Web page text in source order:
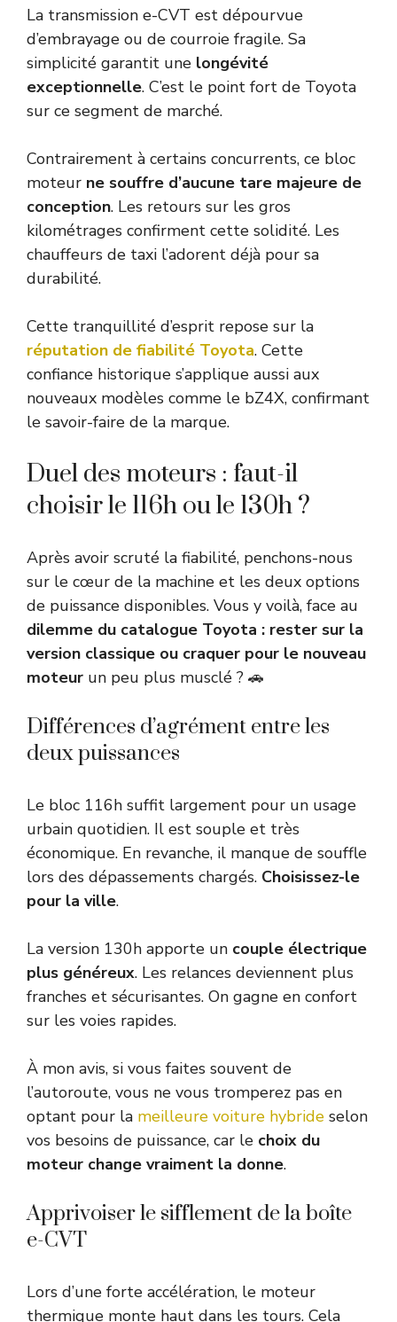
La transmission e-CVT est dépourvue
d’embrayage ou de courroie fragile. Sa
simplicité garantit une longévité
exceptionnelle. C’est le point fort de Toyota
sur ce segment de marché.
Contrairement à certains concurrents, ce bloc
moteur ne souffre d’aucune tare majeure de
conception. Les retours sur les gros
kilométrages confirment cette solidité. Les
chauffeurs de taxi l’adorent déjà pour sa
durabilité.
Cette tranquillité d’esprit repose sur la
réputation de fiabilité Toyota. Cette
confiance historique s’applique aussi aux
nouveaux modèles comme le bZ4X, confirmant
le savoir-faire de la marque.
Duel des moteurs : faut-il
choisir le 116h ou le 130h ?
Après avoir scruté la fiabilité, penchons-nous
sur le cœur de la machine et les deux options
de puissance disponibles. Vous y voilà, face au
dilemme du catalogue Toyota : rester sur la
version classique ou craquer pour le nouveau
moteur un peu plus musclé ? 🚗
Différences d’agrément entre les
deux puissances
Le bloc 116h suffit largement pour un usage
urbain quotidien. Il est souple et très
économique. En revanche, il manque de souffle
lors des dépassements chargés. Choisissez-le
pour la ville.
La version 130h apporte un couple électrique
plus généreux. Les relances deviennent plus
franches et sécurisantes. On gagne en confort
sur les voies rapides.
À mon avis, si vous faites souvent de
l’autoroute, vous ne vous tromperez pas en
optant pour la meilleure voiture hybride selon
vos besoins de puissance, car le choix du
moteur change vraiment la donne.
Apprivoiser le sifflement de la boîte
e-CVT
Lors d’une forte accélération, le moteur
thermique monte haut dans les tours. Cela